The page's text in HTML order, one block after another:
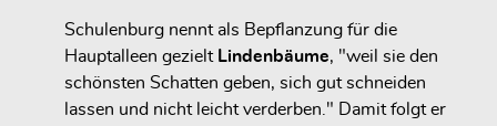
Schulenburg nennt als Bepflanzung für die
Hauptalleen gezielt Lindenbäume, "weil sie den
schönsten Schatten geben, sich gut schneiden
lassen und nicht leicht verderben." Damit folgt er